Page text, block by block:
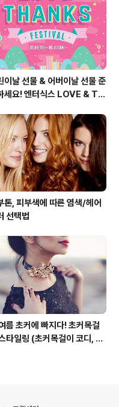
이날 선물 & 어버이날 선물 준
세요! 엔터식스 LOVE & TH
톤, 피부색에 따른 염색/헤어
선택법
름 초커에 빠지다! 초커목걸
타일링 (초커목걸이 코디, 초